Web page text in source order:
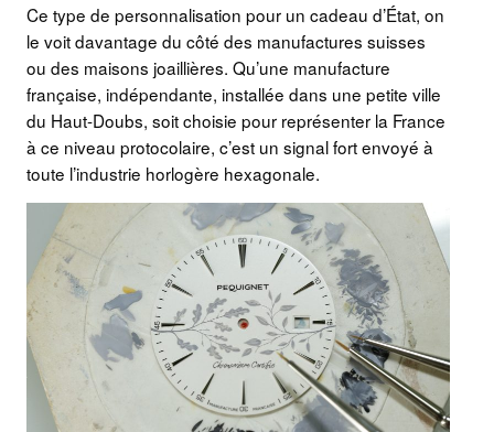
Ce type de personnalisation pour un cadeau d’État, on
le voit davantage du côté des manufactures suisses
ou des maisons joaillières. Qu’une manufacture
française, indépendante, installée dans une petite ville
du Haut-Doubs, soit choisie pour représenter la France
à ce niveau protocolaire, c’est un signal fort envoyé à
toute l’industrie horlogère hexagonale.